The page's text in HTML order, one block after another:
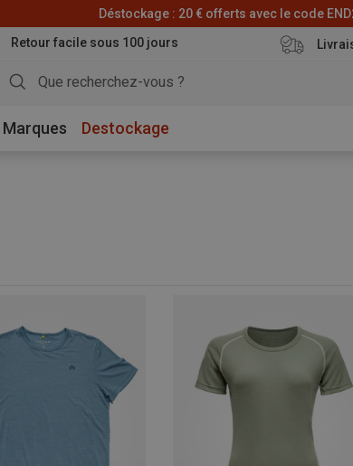
Déstockage : 20 € offerts avec le code
Retour facile sous 100 jours
Marques Destockage